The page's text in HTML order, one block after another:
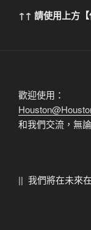
↑↑ 請使用上方
歡迎使用：
和我們交流，無
|| 我們將在未來